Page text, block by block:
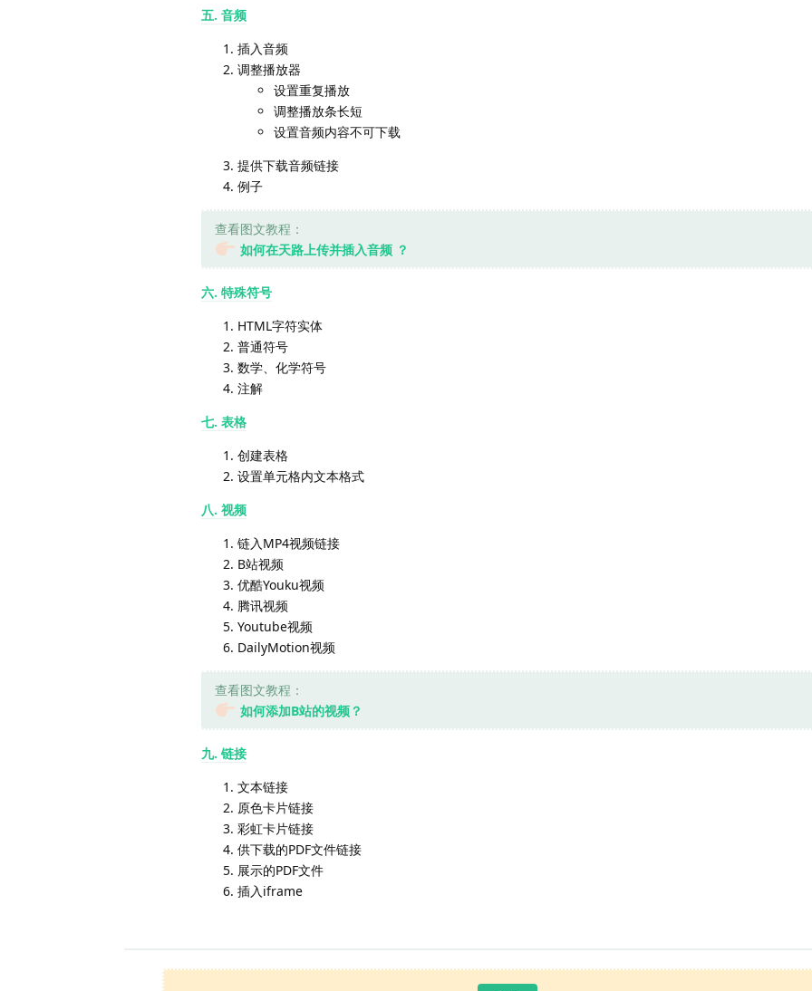
五. 音频
插入音频
调整播放器
设置重复播放
调整播放条长短
设置音频内容不可下载
提供下载音频链接
例子
查看图文教程：
如何在天路上传并插入音频 ？
六. 特殊符号
HTML字符实体
普通符号
数学、化学符号
注解
七. 表格
创建表格
设置单元格内文本格式
八. 视频
链入MP4视频链接
B站视频
优酷Youku视频
腾讯视频
Youtube视频
DailyMotion视频
查看图文教程：
如何添加B站的视频？
九. 链接
文本链接
原色卡片链接
彩虹卡片链接
供下载的PDF文件链接
展示的PDF文件
插入iframe